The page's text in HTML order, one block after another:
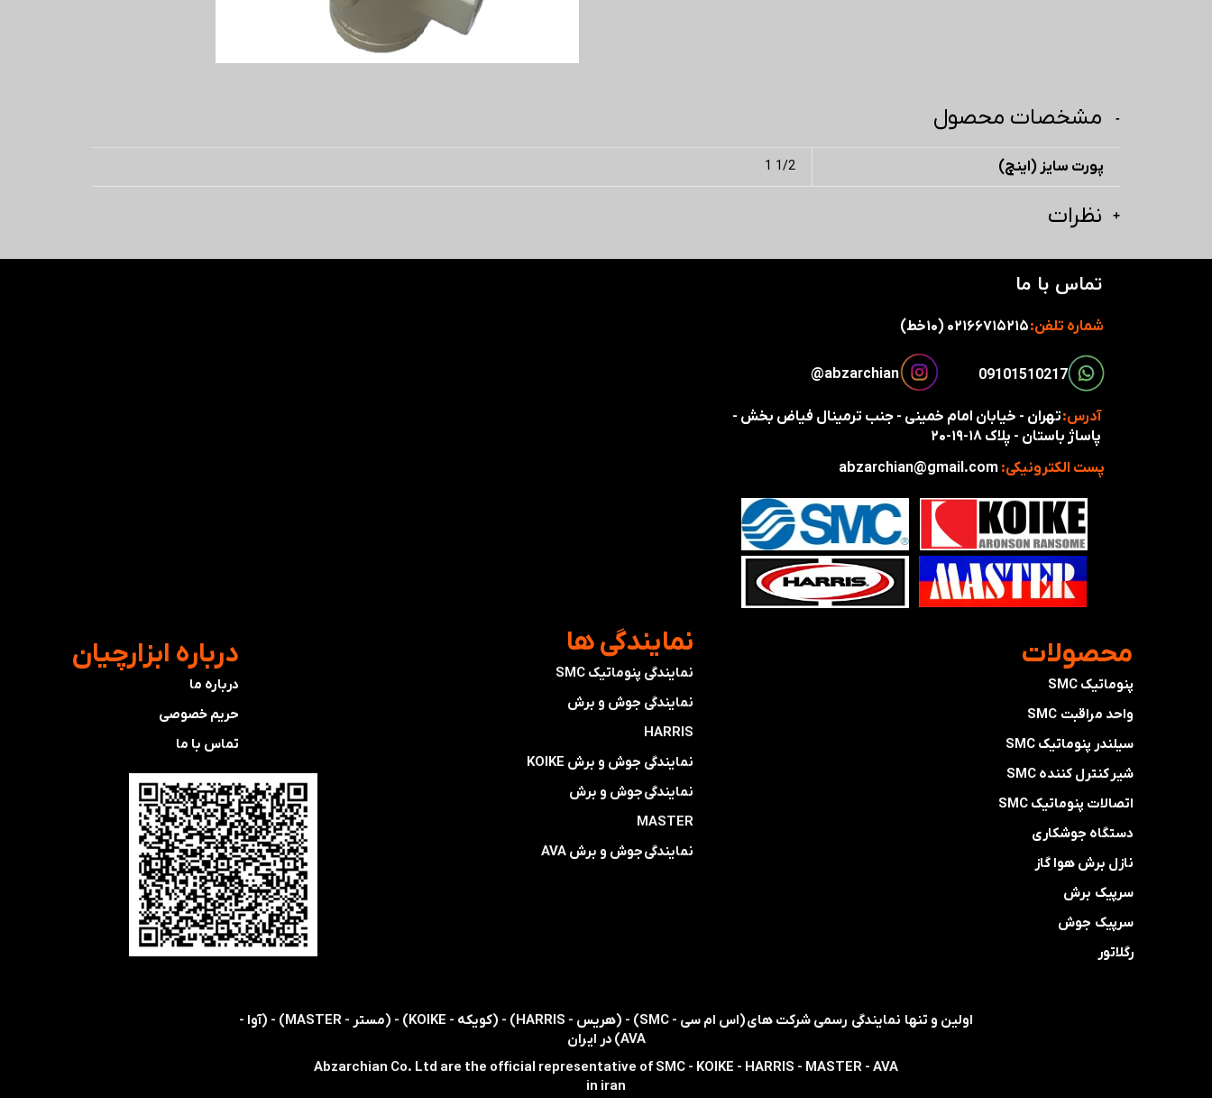
مشخصات محصول
پورت سایز (اینچ) 1/2 1
نظرات
تماس با ما
شماره تلفن:
آدرس:تهران - خیابان امام خمینی - جنب ترمینال فیاض بخش -
پاساژ باستان - پلاک ۱۸-۱۹-۲۰
پست الکترونیکی: abzarchian@gmail.com
​​09101510217​​​​​​​
​​​abzarchian@
​محصولات
پنوماتیک SMC
واحد مراقبت SMC
سیلندر پنوماتیک SMC
شیر کنترل کننده SMC
اتصالات پنوماتیک SMC
دستگاه جوشکاری
نازل برش هوا گاز
سرپیک برش
سرپیک جوش
رگلاتور
​درباره ابزارچیان
درباره ما
حریم خصوصی
تماس با ما
​نمایندگی ها
نمایندگی پنوماتیک SMC
​​​​​​​نمایندگی جوش و برش
HARRIS
​​​​نمایندگی ​​​ جوش و برش KOIKE
​​​​نمایندگیجوش و برش
MASTER
​​​​نمایندگی​​​​​​​جوش و برش AVA
​​اولین و تنها نمایندگی رسمی شرکت های (اس ام سی - SMC) - (هریس - HARRIS) - (کویکه - KOIKE) - (مستر - MASTER) - (آوا -
AVA) در ایران
Abzarchian Co. Ltd are the official representative of SMC - KOIKE - HARRIS - MASTER - AVA
in iran